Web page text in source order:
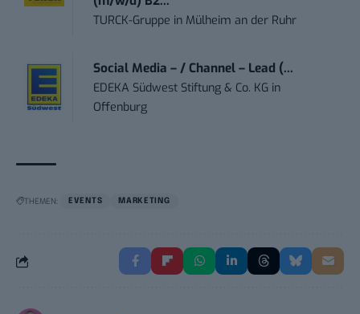
TURCK-Gruppe in Mülheim an der Ruhr
Social Media – / Channel – Lead (...
EDEKA Südwest Stiftung & Co. KG in
Offenburg
THEMEN: EVENTS MARKETING